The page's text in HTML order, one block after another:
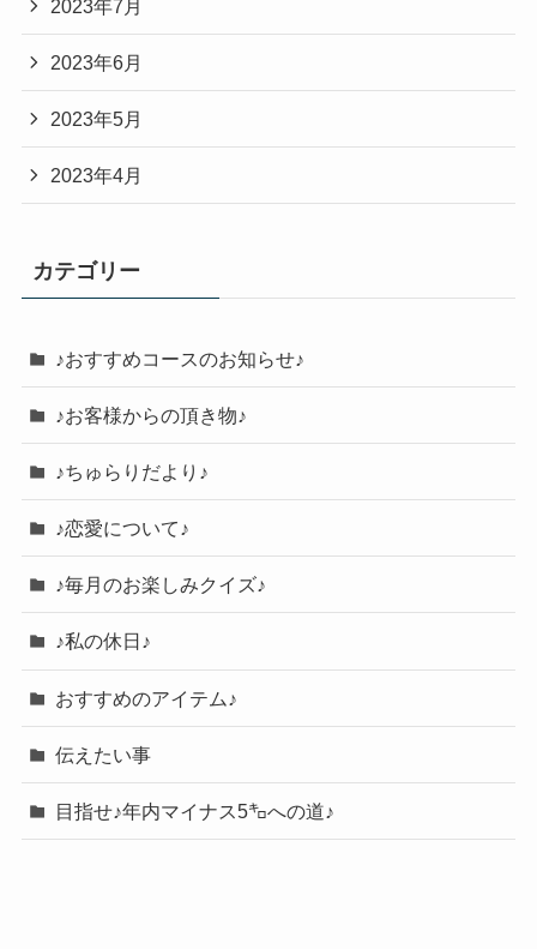
2023年7月
2023年6月
2023年5月
2023年4月
カテゴリー
♪おすすめコースのお知らせ♪
♪お客様からの頂き物♪
♪ちゅらりだより♪
♪恋愛について♪
♪毎月のお楽しみクイズ♪
♪私の休日♪
おすすめのアイテム♪
伝えたい事
目指せ♪年内マイナス5㌔への道♪